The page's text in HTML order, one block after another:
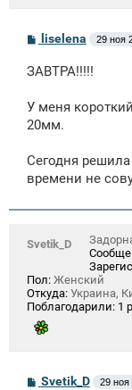
С
о
б
н
и
liselena 29 ноя
ЗАВТРА!!!!!
У меня
20мм.
Сегодня
времени не
Svetik_D
Пол: Женский
Откуда: Украина,
Поблагодарили: 1
СSvetik_D 29 ноя